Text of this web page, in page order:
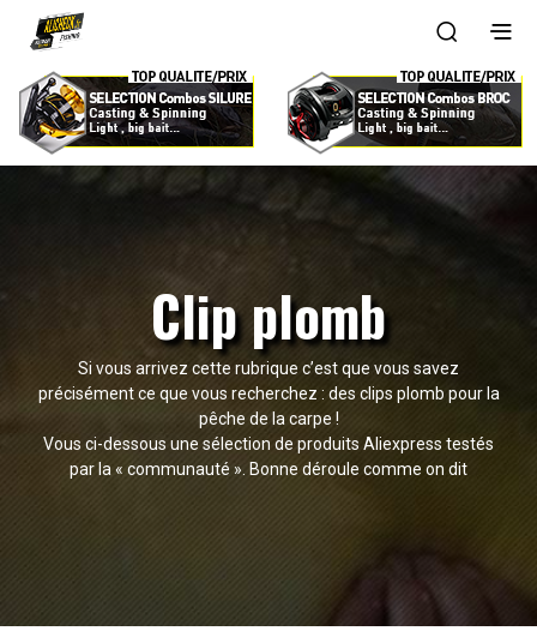
Clip plomb
Si vous arrivez cette rubrique c’est que vous savez
précisément ce que vous recherchez : des clips plomb pour la
pêche de la carpe !
Vous ci-dessous une sélection de produits Aliexpress testés
par la « communauté ». Bonne déroule comme on dit